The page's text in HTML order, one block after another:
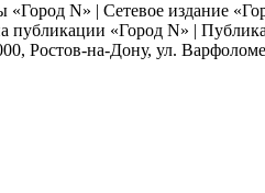
N» | Сетевое издание
публикации «Город N» |
Ростов-на-Дону, ул.